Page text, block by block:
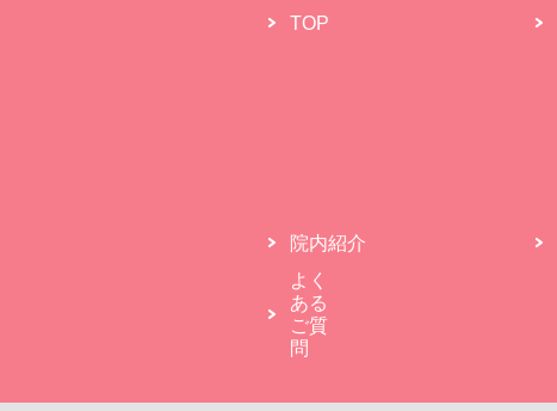
TOP
院内紹介
よく
ある
ご質
問